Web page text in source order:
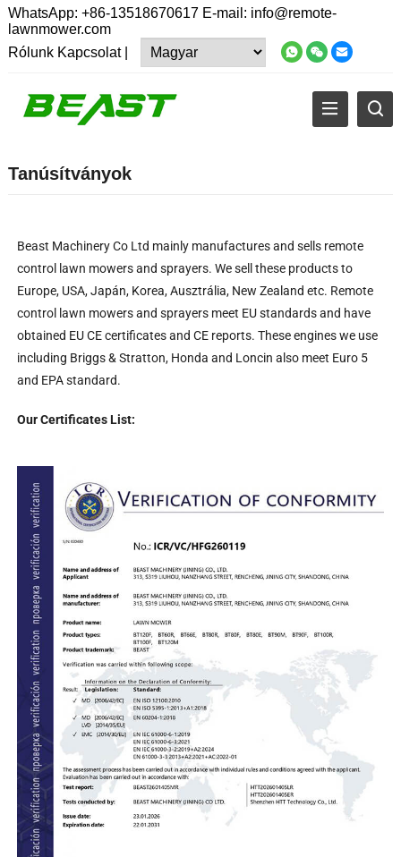
WhatsApp: +86-13518670617E-mail: info@remote-
lawnmower.com
Rólunk Kapcsolat|
Tanúsítványok
Beast Machinery Co Ltd mainly manufactures and sells remote
control lawn mowers and sprayers. We sell these products to
Europe, USA, Japán, Korea, Ausztrália, New Zealand etc. Remote
control lawn mowers and sprayers meet EU standards and have
obtained EU CE certificates and CE reports. These engines we use
including Briggs& Stratton, Honda and Loncin also meet Euro5
and EPA standard.
Our Certificates List: